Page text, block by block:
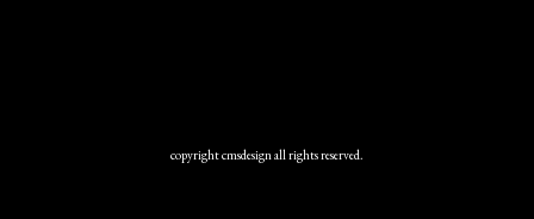
copyright cmsdesign all rights reserved.